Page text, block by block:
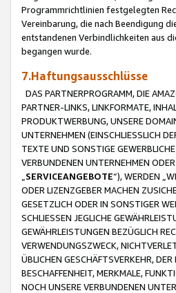
Programmrichtlinien festgelegten
Vereinbarung, die nach Beendigung
entstandenen Verbindlichkeiten aus
begangen wurde.
7.Haftungsausschlüsse
DAS PARTNERPROGRAMM, DIE
PARTNER-LINKS, LINKFORMATE,
PRODUKTWERBUNG, UNSERE
UNTERNEHMEN (EINSCHLIESSLICH
TEXTE UND SONSTIGE
VERBUNDENEN UNTERNEHMEN
SERVICEANGEBOTE“), WERDEN
ODER LIZENZGEBER MACHEN
GESETZLICH ODER IN SONSTIGER
SCHLIESSEN JEGLICHE
GEWÄHRLEISTUNGEN BEZÜGLICH
VERWENDUNGSZWECK,
ÜBLICHEN GESCHÄFTSVERKEHR,
BESCHAFFENHEIT, MERKMALE,
NOCH UNSERE VERBUNDENEN